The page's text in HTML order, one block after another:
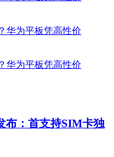
布：首支持SIM卡独